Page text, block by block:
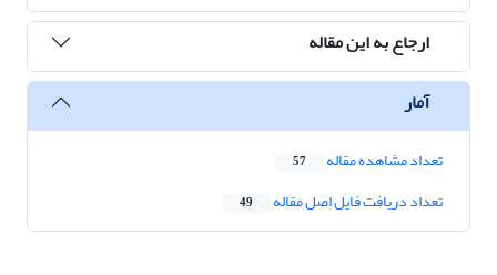
ارجاع به این مقاله
آمار
تعداد مشاهده مقاله 57
تعداد دریافت فایل اصل مقاله 49